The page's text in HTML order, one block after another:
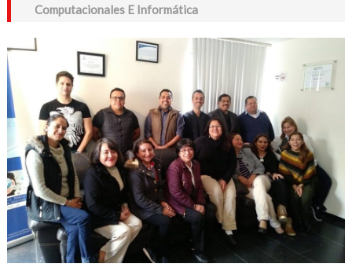
Computacionales E Informática